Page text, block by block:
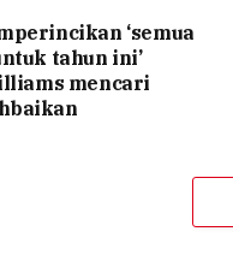
‘semua
tahun ini’
mencari